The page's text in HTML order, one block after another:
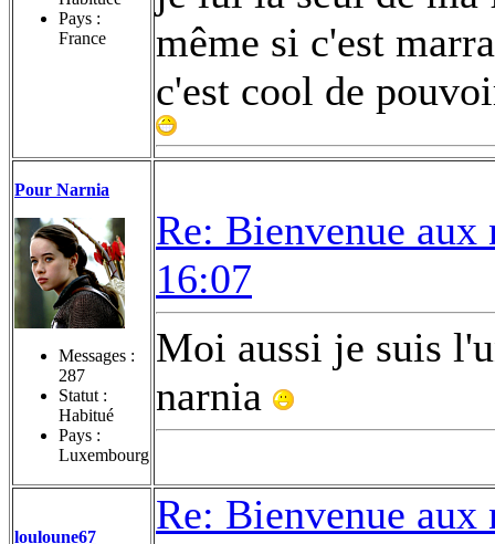
Pays :
France
même si c'est
c'est cool de
Pour Narnia
Messages :
287
Statut :
Habitué
Pays :
Luxembourg
Re: Bienvenue
16:07
Moi aussi je suis
narnia
louloune67
Re: Bienvenue